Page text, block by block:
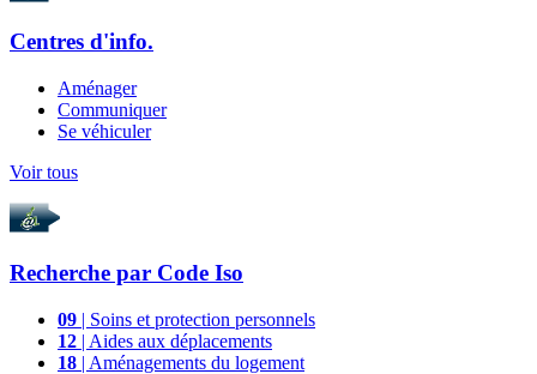
Centres d'info.
Aménager
Communiquer
Se véhiculer
Voir tous
Recherche par Code Iso
09 | Soins et protection personnels
12 | Aides aux déplacements
18 | Aménagements du logement